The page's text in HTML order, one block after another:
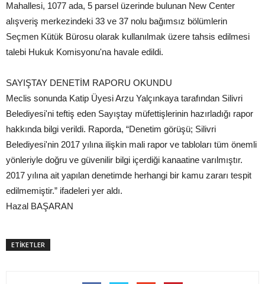
Mahallesi, 1077 ada, 5 parsel üzerinde bulunan New Center
alışveriş merkezindeki 33 ve 37 nolu bağımsız bölümlerin
Seçmen Kütük Bürosu olarak kullanılmak üzere tahsis edilmesi
talebi Hukuk Komisyonu'na havale edildi.
SAYIŞTAY DENETİM RAPORU OKUNDU
Meclis sonunda Katip Üyesi Arzu Yalçınkaya tarafından Silivri
Belediyesi'ni teftiş eden Sayıştay müfettişlerinin hazırladığı rapor
hakkında bilgi verildi. Raporda, “Denetim görüşü; Silivri
Belediyesi'nin 2017 yılına ilişkin mali rapor ve tabloları tüm önemli
yönleriyle doğru ve güvenilir bilgi içerdiği kanaatine varılmıştır.
2017 yılına ait yapılan denetimde herhangi bir kamu zararı tespit
edilmemiştir.” ifadeleri yer aldı.
Hazal BAŞARAN
ETİKETLER